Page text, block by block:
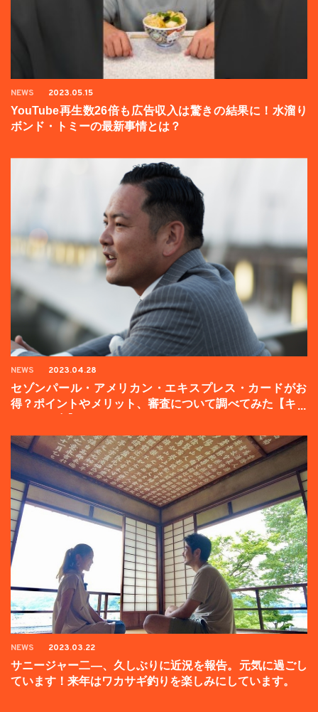
NEWS 2023.05.15
YouTube再生数26倍も広告収入は驚きの結果に！水溜り
ボンド・トミーの最新事情とは？
NEWS 2023.04.28
セゾンパール・アメリカン・エキスプレス・カードがお
得？ポイントやメリット、審査について調べてみた【キャ
NEWS 2023.03.22
サニージャー二―、久しぶりに近況を報告。元気に過ごし
ています！来年はワカサギ釣りを楽しみにしています。